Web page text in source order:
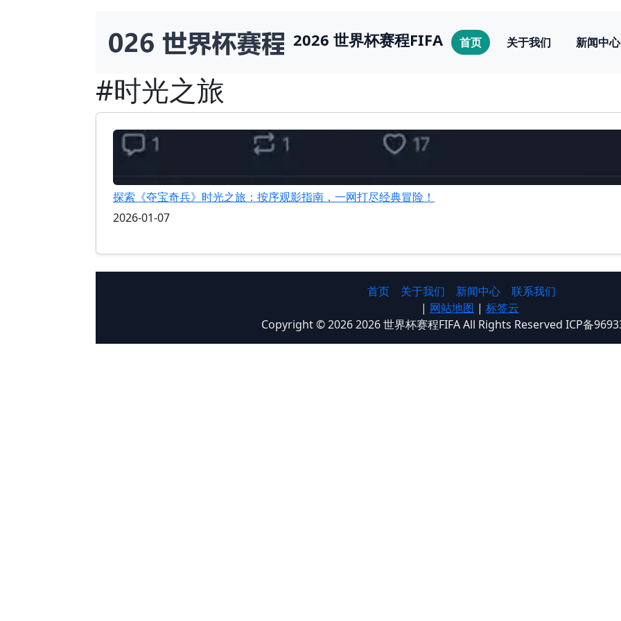
2026 世界杯赛程FIFA 首页 关于我们 新闻中心
#时光之旅
探索《夺宝奇兵》时光之旅：按序观影指南，一网打尽经典冒险！
2026-01-07
首页 关于我们 新闻中心
联系我们
| 网站地图 | 标签云
Copyright © 2026 2026 世界杯赛程FIFA All Rights Reserved ICP备